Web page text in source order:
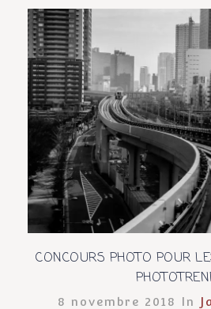
CONCOURS PHOTO POUR
8 novembre 2018 In